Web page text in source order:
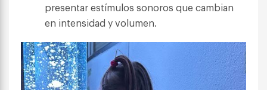
presentar estímulos sonoros que cambian
en intensidad y volumen.